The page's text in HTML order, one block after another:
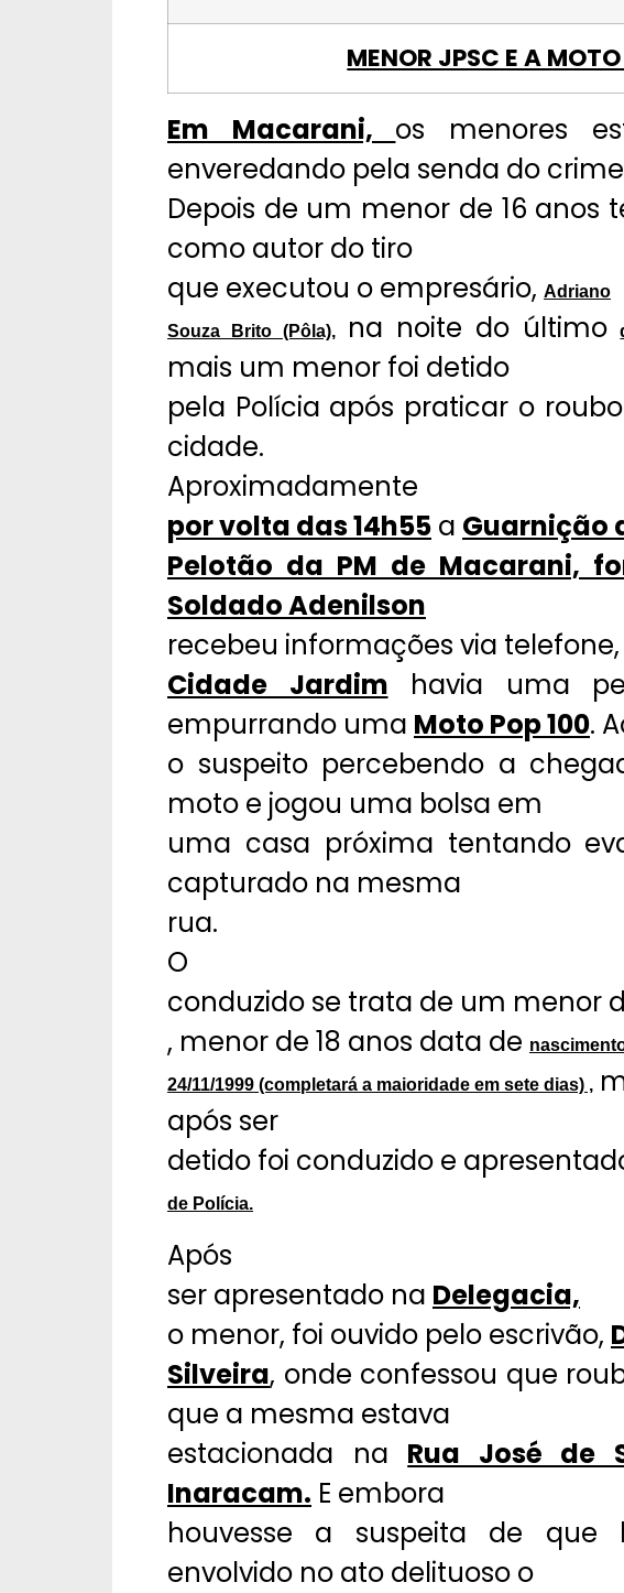
MENOR JPSC E A
Em Macarani, os menores
enveredando pela senda do
Depois de um menor de 16 anos
como autor do tiro
que executou o empresário, Adriano
Souza Brito (Pôla),na noite do último
mais um menor foi detido
pela Polícia após praticar o
cidade.
Aproximadamente
por volta das 14h55 a Guarnição
Pelotão da PM de Macarani,
Soldado Adenilson
recebeu informações via
Cidade Jardim havia uma
empurrando uma Moto Pop 100.
o suspeito percebendo a
moto e jogou uma bolsa em
uma casa próxima tentando
capturado na mesma
rua.
O
conduzido se trata de um menor
, menor de 18 anos data de
24/11/1999 (completará a maioridade em sete dias) ,
após ser
detido foi conduzido e
de Polícia.
Após
ser apresentado na Delegacia,
o menor, foi ouvido pelo escrivão,
Silveira, onde confessou que
que a mesma estava
estacionada na Rua José de
Inaracam. E embora
houvesse a suspeita de
envolvido no ato delituoso o